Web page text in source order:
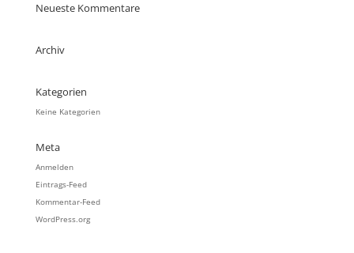
Neueste Kommentare
Archiv
Kategorien
Keine Kategorien
Meta
Anmelden
Eintrags-Feed
Kommentar-Feed
WordPress.org